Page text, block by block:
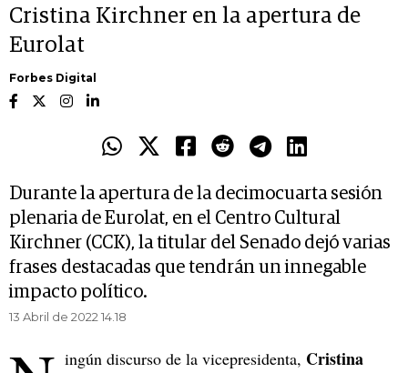
Cristina Kirchner en la apertura de
Eurolat
Forbes Digital
Durante la apertura de la decimocuarta sesión
plenaria de Eurolat, en el Centro Cultural
Kirchner (CCK), la titular del Senado dejó varias
frases destacadas que tendrán un innegable
impacto político.
13 Abril de 2022 14.18
ingún discurso de la vicepresidenta, Cristina